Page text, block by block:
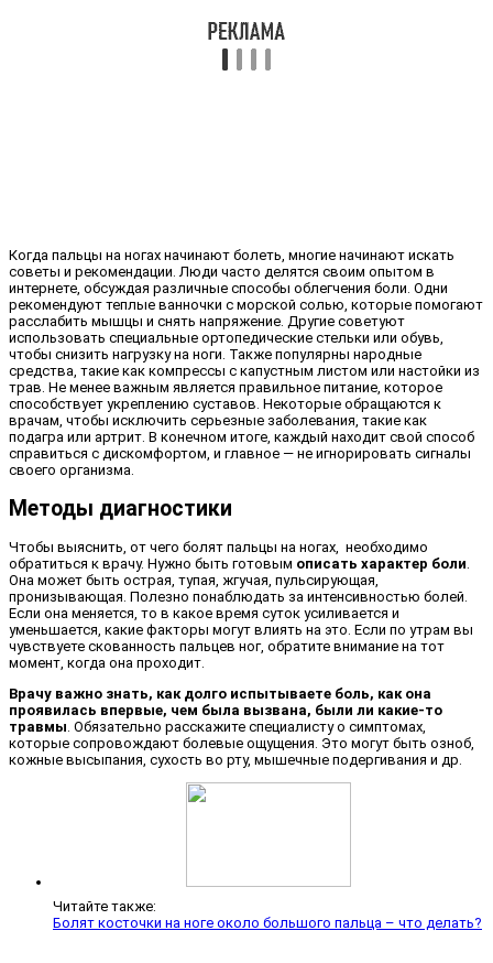
Когда пальцы на ногах начинают болеть, многие начинают искать
советы и рекомендации. Люди часто делятся своим опытом в
интернете, обсуждая различные способы облегчения боли. Одни
рекомендуют теплые ванночки с морской солью, которые помогают
расслабить мышцы и снять напряжение. Другие советуют
использовать специальные ортопедические стельки или обувь,
чтобы снизить нагрузку на ноги. Также популярны народные
средства, такие как компрессы с капустным листом или настойки из
трав. Не менее важным является правильное питание, которое
способствует укреплению суставов. Некоторые обращаются к
врачам, чтобы исключить серьезные заболевания, такие как
подагра или артрит. В конечном итоге, каждый находит свой способ
справиться с дискомфортом, и главное — не игнорировать сигналы
своего организма.
Методы диагностики
Чтобы выяснить, от чего болят пальцы на ногах, необходимо
обратиться к врачу. Нужно быть готовым описать характер боли
Она может быть острая, тупая, жгучая, пульсирующая,
пронизывающая. Полезно понаблюдать за интенсивностью болей.
Если она меняется, то в какое время суток усиливается и
уменьшается, какие факторы могут влиять на это. Если по утрам вы
чувствуете скованность пальцев ног, обратите внимание на тот
момент, когда она проходит.
Врачу важно знать, как долго испытываете боль, как она
проявилась впервые, чем была вызвана, были ли какие-то
травмы . Обязательно расскажите специалисту о симптомах,
которые сопровождают болевые ощущения. Это могут быть озноб,
кожные высыпания, сухость во рту, мышечные подергивания и др.
Читайте также:
Болят косточки на ноге около большого пальца – что делать?